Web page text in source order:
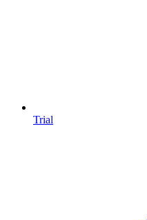
Trial